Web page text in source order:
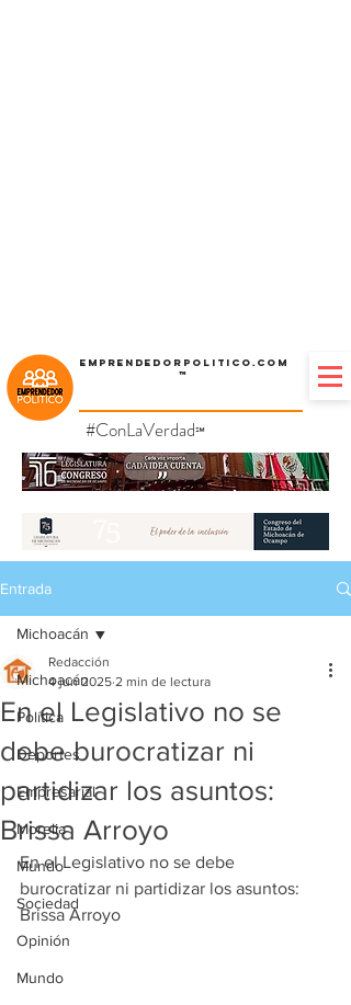
Emprendedorpolitico.com
™
#ConLaVerdad℠
Entrada
Michoacán
Política
Deportes
Empresarial
Morelia
Mundo
Sociedad
Opinión
Mundo
Michoacán
En el Legislativo no se
debe burocratizar ni
partidizar los asuntos:
Brissa Arroyo
Redacción
4 jun 2025 2 min de lectura
En el Legislativo no se debe
burocratizar ni partidizar los asuntos:
Brissa Arroyo